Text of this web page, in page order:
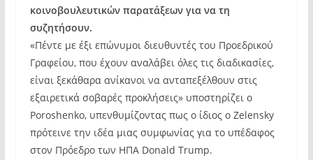
κοινοβουλευτικών παρατάξεων για να τη
συζητήσουν.
«Πέντε με έξι επώνυμοι διευθυντές του Προεδρικού
Γραφείου, που έχουν αναλάβει όλες τις διαδικασίες,
είναι ξεκάθαρα ανίκανοι να ανταπεξέλθουν στις
εξαιρετικά σοβαρές προκλήσεις» υποστηρίζει ο
Poroshenko, υπενθυμίζοντας πως ο ίδιος ο Zelensky
πρότεινε την ιδέα μιας συμφωνίας για το υπέδαφος
στον Πρόεδρο των ΗΠΑ Donald Trump.